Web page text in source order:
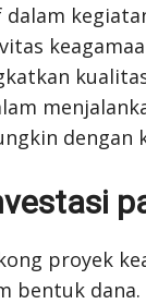
dengan
proyek
bentuk